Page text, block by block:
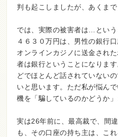
判も起こしましたが、あくま
では、実際の被害者は…という
４６３０万円は、男性の銀行
オンラインカジノに送金され
者は銀行ということになりま
どでほとんど話されていない
いと思います。ただ私が悩ん
機を「騙しているのかどうか
実は26年前に、最高裁で、間
も、その口座の持ち主は、こ